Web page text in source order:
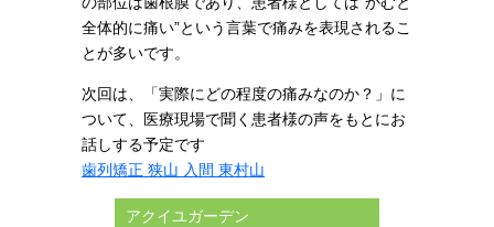
全体的に痛い”という言葉で痛みを表現されるこ
とが多いです。
次回は、「実際にどの程度の痛みなのか？」に
ついて、医療現場で聞く患者様の声をもとにお
話しする予定です
歯列矯正 狭山 入間 東村山
アクイユガーデン